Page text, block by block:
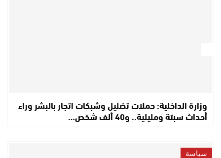
وزارة الداخلية: حملات تضليل وشبكات اتجار بالبشر وراء
أحداث سبتة ومليلية.. و40 ألف شخص…
سياسة